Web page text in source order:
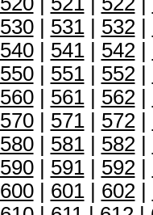
530| 531| 532|
540| 541| 542|
550| 551| 552|
560| 561| 562|
570| 571| 572|
580| 581| 582|
590| 591| 592|
600| 601| 602|